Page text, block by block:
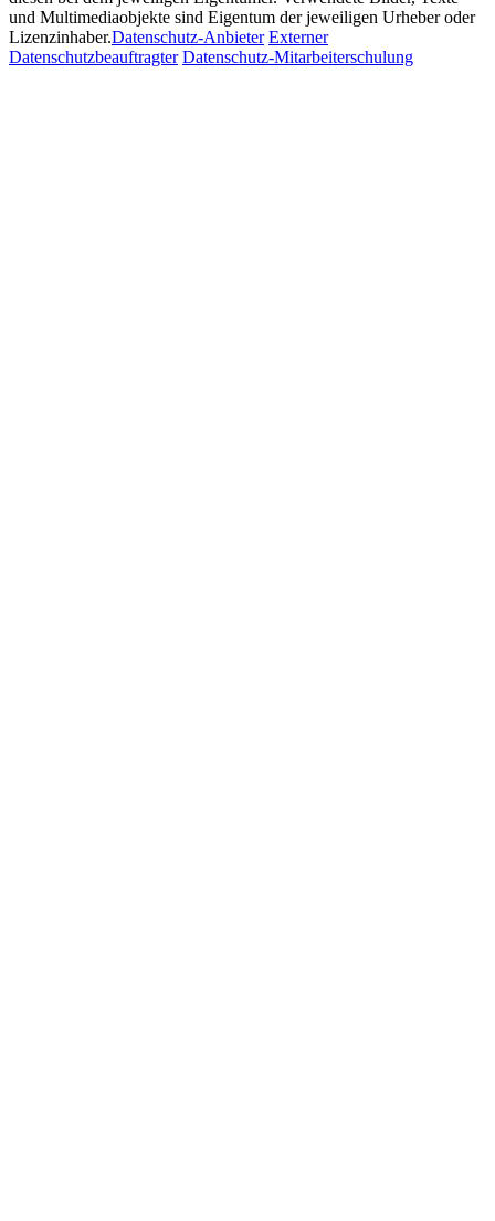
und Multimediaobjekte sind Eigentum der jeweiligen Urheber oder
Lizenzinhaber.Datenschutz-Anbieter Externer
Datenschutzbeauftragter Datenschutz-Mitarbeiterschulung